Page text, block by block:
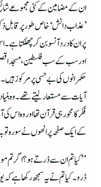
ان کے مضامین کے کئی مجموعے
’عذاب دانش‘ خاص طورپر قابل
پر ان کا درد آنسو بن کر چھلکتا
اورسب کے سب فلسطین، مسجد
حکمرانوں کی بے حسی پر
آیات سے مستعار لیتے تھے۔ وہ
فکر کا محور ہی قرآن تھا اور وہ
کے ایک صفحہ پر انھوں نے سورہ توبہ
”کیا تم ان سے ڈرتے ہو؟ اگر تم
ڈرو۔ کیا تم نے یہ سمجھ رکھا ہے کہ